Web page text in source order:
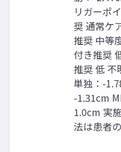
リガーポ
奨 通常ケ
推奨 中等
付き推奨
推奨 低 不
単独：-
-1.31cm
1.0cm 実
法は患者